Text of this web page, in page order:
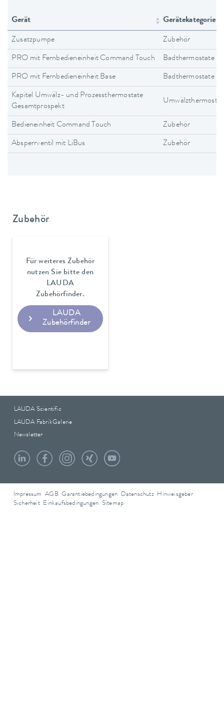
Gerät Gerätekategorie
Zusatzpumpe Zubehör
PRO mit Fernbedieneinheit Command Touch Badthermostate
PRO mit Fernbedieneinheit Base Badthermostate
Kapitel Umwälz- und Prozessthermostate
Gesamtprospekt
Bedieneinheit Command Touch Zubehör
Absperrventil mit LiBus Zubehör
Zubehör
Für weiteres Zubehör
nutzen Sie bitte den
LAUDA
Zubehörfinder.
LAUDA
Zubehörfinder
LAUDA Scientific
LAUDA FabrikGalerie
Newsletter
Impressum AGB Garantiebedingungen Datenschutz Hinweisgeber
Sicherheit Einkaufsbedingungen Sitemap